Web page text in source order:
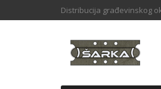
Distribucija građevinskog